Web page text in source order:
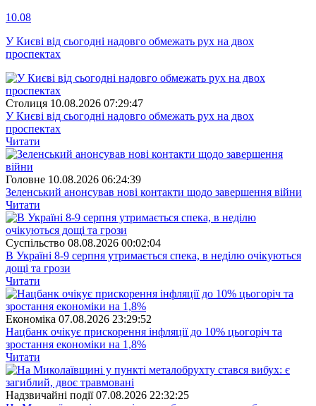
10.08
У Києві від сьогодні надовго обмежать рух на двох
проспектах
Столиця 10.08.2026 07:29:47
У Києві від сьогодні надовго обмежать рух на двох
проспектах
Читати
Головне 10.08.2026 06:24:39
Зеленський анонсував нові контакти щодо завершення війни
Читати
Суспiльство 08.08.2026 00:02:04
В Україні 8-9 серпня утримається спека, в неділю очікуються
дощі та грози
Читати
Економіка 07.08.2026 23:29:52
Нацбанк очікує прискорення інфляції до 10% цьогоріч та
зростання економіки на 1,8%
Читати
Надзвичайні події 07.08.2026 22:32:25